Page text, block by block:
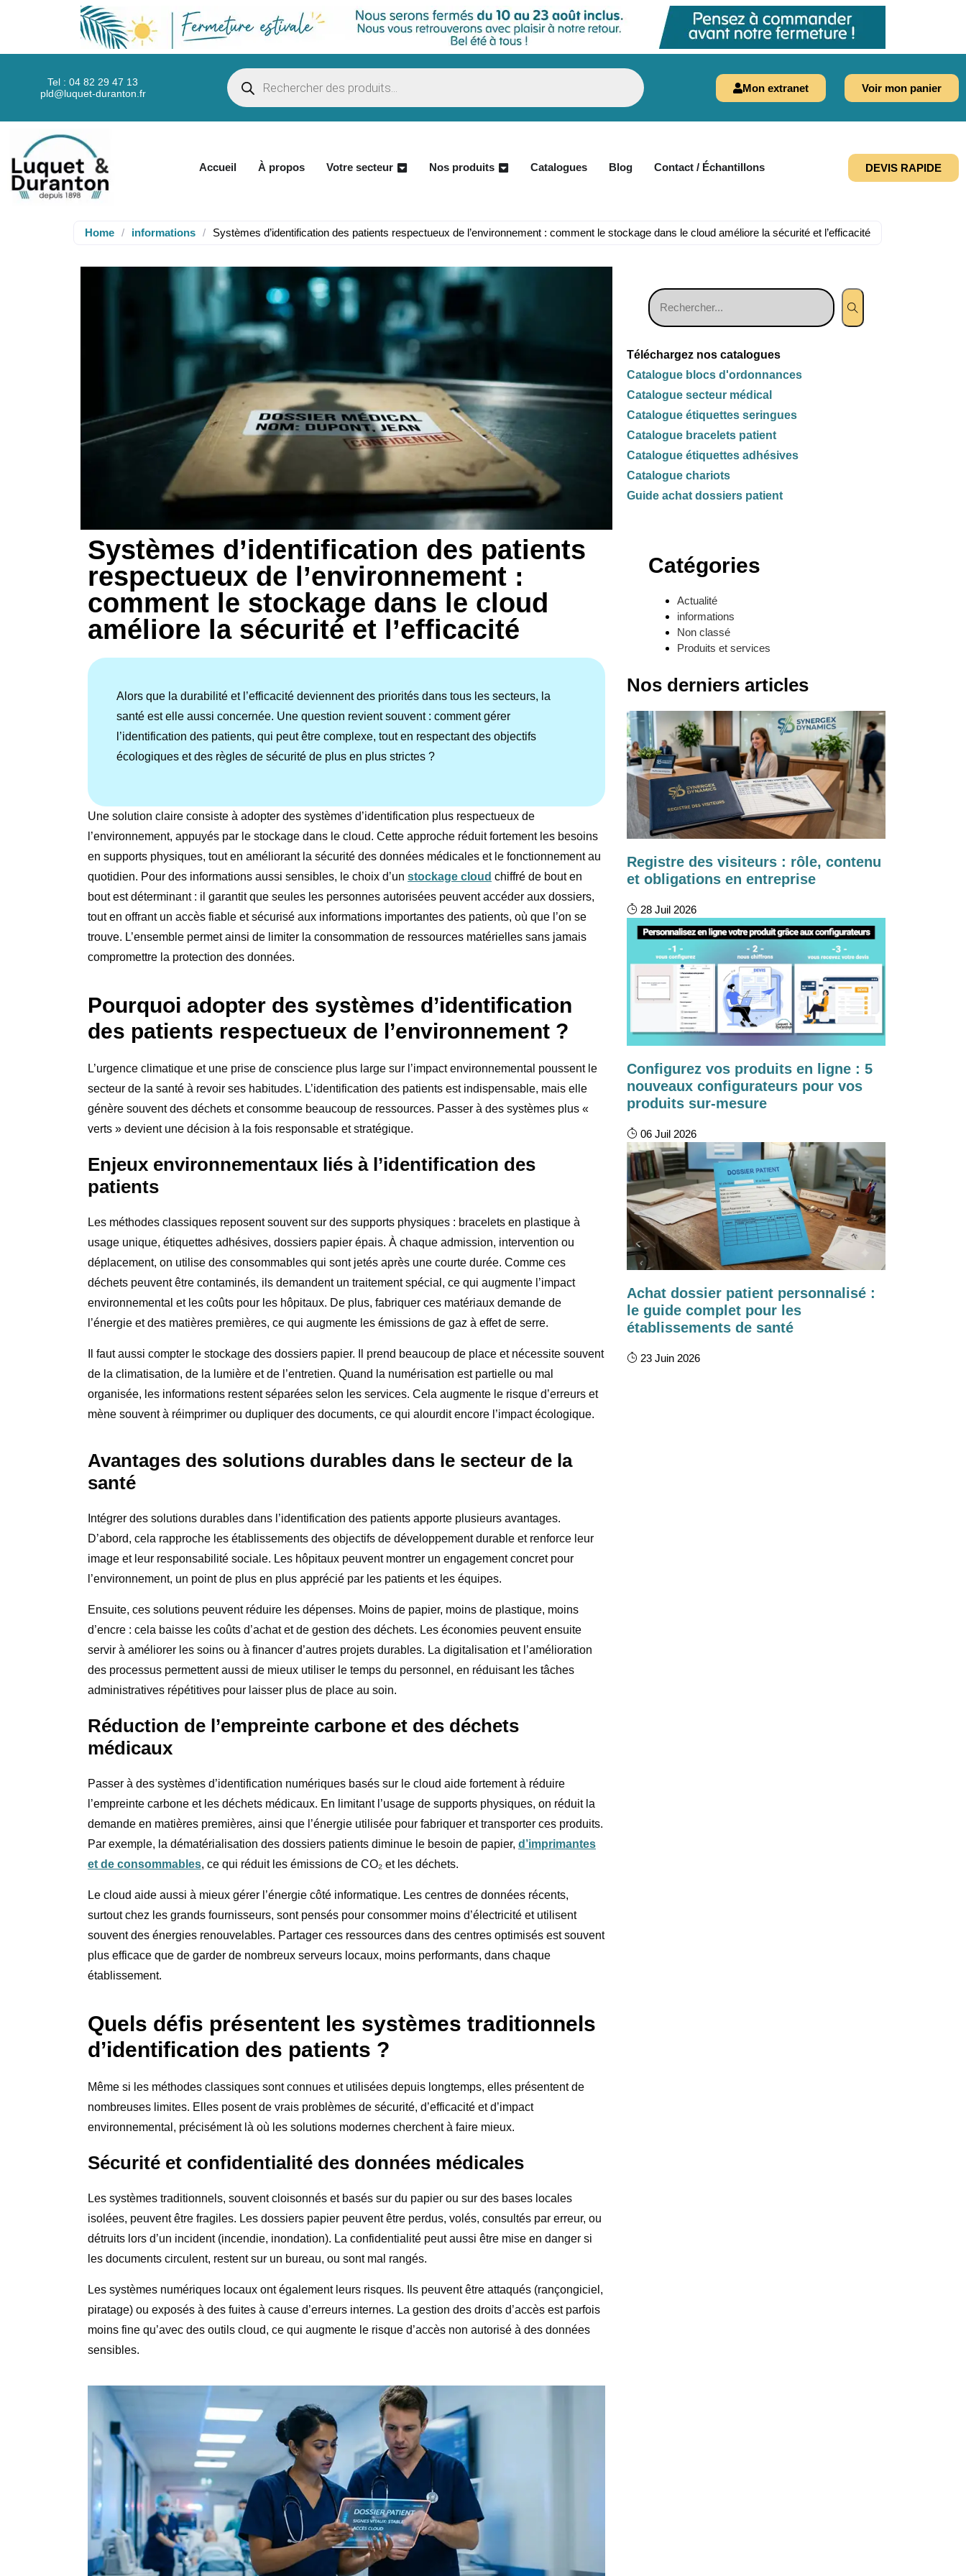
Tel : 04 82 29 47 13
pld@luquet-duranton.fr
Mon extranet Voir mon panier
Accueil À propos Votre secteur Nos produits Catalogues Blog Contact / Échantillons DEVIS RAPIDE
Home / informations / Systèmes d’identification des patients respectueux de l’environnement : comment le stockage dans le cloud améliore la sécurité et l’efficacité
Systèmes d’identification des patients
respectueux de l’environnement :
comment le stockage dans le cloud
améliore la sécurité et l’efficacité
Alors que la durabilité et l’efficacité deviennent des priorités dans tous les secteurs, la
santé est elle aussi concernée. Une question revient souvent : comment gérer
l’identification des patients, qui peut être complexe, tout en respectant des objectifs
écologiques et des règles de sécurité de plus en plus strictes ?
Une solution claire consiste à adopter des systèmes d’identification plus respectueux de
l’environnement, appuyés par le stockage dans le cloud. Cette approche réduit fortement les besoins
en supports physiques, tout en améliorant la sécurité des données médicales et le fonctionnement au
quotidien. Pour des informations aussi sensibles, le choix d’un stockage cloud chiffré de bout en
bout est déterminant : il garantit que seules les personnes autorisées peuvent accéder aux dossiers,
tout en offrant un accès fiable et sécurisé aux informations importantes des patients, où que l’on se
trouve. L’ensemble permet ainsi de limiter la consommation de ressources matérielles sans jamais
compromettre la protection des données.
Pourquoi adopter des systèmes d’identification
des patients respectueux de l’environnement ?
L’urgence climatique et une prise de conscience plus large sur l’impact environnemental poussent le
secteur de la santé à revoir ses habitudes. L’identification des patients est indispensable, mais elle
génère souvent des déchets et consomme beaucoup de ressources. Passer à des systèmes plus «
verts » devient une décision à la fois responsable et stratégique.
Enjeux environnementaux liés à l’identification des
patients
Les méthodes classiques reposent souvent sur des supports physiques : bracelets en plastique à
usage unique, étiquettes adhésives, dossiers papier épais. À chaque admission, intervention ou
déplacement, on utilise des consommables qui sont jetés après une courte durée. Comme ces
déchets peuvent être contaminés, ils demandent un traitement spécial, ce qui augmente l’impact
environnemental et les coûts pour les hôpitaux. De plus, fabriquer ces matériaux demande de
l’énergie et des matières premières, ce qui augmente les émissions de gaz à effet de serre.
Il faut aussi compter le stockage des dossiers papier. Il prend beaucoup de place et nécessite souvent
de la climatisation, de la lumière et de l’entretien. Quand la numérisation est partielle ou mal
organisée, les informations restent séparées selon les services. Cela augmente le risque d’erreurs et
mène souvent à réimprimer ou dupliquer des documents, ce qui alourdit encore l’impact écologique.
Avantages des solutions durables dans le secteur de la
santé
Intégrer des solutions durables dans l’identification des patients apporte plusieurs avantages.
D’abord, cela rapproche les établissements des objectifs de développement durable et renforce leur
image et leur responsabilité sociale. Les hôpitaux peuvent montrer un engagement concret pour
l’environnement, un point de plus en plus apprécié par les patients et les équipes.
Ensuite, ces solutions peuvent réduire les dépenses. Moins de papier, moins de plastique, moins
d’encre : cela baisse les coûts d’achat et de gestion des déchets. Les économies peuvent ensuite
servir à améliorer les soins ou à financer d’autres projets durables. La digitalisation et l’amélioration
des processus permettent aussi de mieux utiliser le temps du personnel, en réduisant les tâches
administratives répétitives pour laisser plus de place au soin.
Réduction de l’empreinte carbone et des déchets
médicaux
Passer à des systèmes d’identification numériques basés sur le cloud aide fortement à réduire
l’empreinte carbone et les déchets médicaux. En limitant l’usage de supports physiques, on réduit la
demande en matières premières, ainsi que l’énergie utilisée pour fabriquer et transporter ces produits.
Par exemple, la dématérialisation des dossiers patients diminue le besoin de papier, d’imprimantes
et de consommables, ce qui réduit les émissions de CO₂ et les déchets.
Le cloud aide aussi à mieux gérer l’énergie côté informatique. Les centres de données récents,
surtout chez les grands fournisseurs, sont pensés pour consommer moins d’électricité et utilisent
souvent des énergies renouvelables. Partager ces ressources dans des centres optimisés est souvent
plus efficace que de garder de nombreux serveurs locaux, moins performants, dans chaque
établissement.
Quels défis présentent les systèmes traditionnels
d’identification des patients ?
Même si les méthodes classiques sont connues et utilisées depuis longtemps, elles présentent de
nombreuses limites. Elles posent de vrais problèmes de sécurité, d’efficacité et d’impact
environnemental, précisément là où les solutions modernes cherchent à faire mieux.
Sécurité et confidentialité des données médicales
Les systèmes traditionnels, souvent cloisonnés et basés sur du papier ou sur des bases locales
isolées, peuvent être fragiles. Les dossiers papier peuvent être perdus, volés, consultés par erreur, ou
détruits lors d’un incident (incendie, inondation). La confidentialité peut aussi être mise en danger si
les documents circulent, restent sur un bureau, ou sont mal rangés.
Les systèmes numériques locaux ont également leurs risques. Ils peuvent être attaqués (rançongiciel,
piratage) ou exposés à des fuites à cause d’erreurs internes. La gestion des droits d’accès est parfois
moins fine qu’avec des outils cloud, ce qui augmente le risque d’accès non autorisé à des données
sensibles.
Téléchargez nos catalogues
Catalogue blocs d'ordonnances
Catalogue secteur médical
Catalogue étiquettes seringues
Catalogue bracelets patient
Catalogue étiquettes adhésives
Catalogue chariots
Guide achat dossiers patient
Catégories
Actualité
informations
Non classé
Produits et services
Nos derniers articles
Registre des visiteurs : rôle, contenu
et obligations en entreprise
28 Juil 2026
Configurez vos produits en ligne : 5
nouveaux configurateurs pour vos
produits sur-mesure
06 Juil 2026
Achat dossier patient personnalisé :
le guide complet pour les
établissements de santé
23 Juin 2026